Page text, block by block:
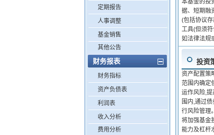
定期报告
人事调整
基金销售
其他公告
财务报表
财务指标
资产负债表
利润表
收入分析
费用分析
本基金的投
据、短期融
(包括协议
工具(但须
如法律法规
投资
资产配置策
范围内确定
运作风险,
围内,通过
行风险管理
将加强基金
能力及杠杆